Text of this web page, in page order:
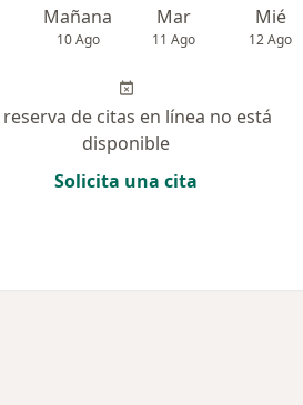
Mañana
10 Ago
Mar
11 Ago
Mié
12 Ago
reserva de citas en línea no está
disponible
Solicita una cita